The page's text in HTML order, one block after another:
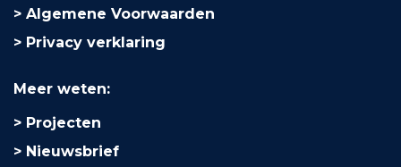
Algemene Voorwaarden
Privacy verklaring
Meer weten:
Projecten
Nieuwsbrief